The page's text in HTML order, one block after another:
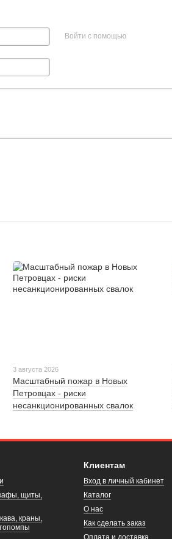
Войти с помощью
3 августа 2026
Масштабный пожар в Новых
Петровцах - риски
несанкционированных свалок
щиты,
краны,
Клиентам
Вход в личный кабинет
Каталог
О нас
Как сделать заказ
Оплата и доставка